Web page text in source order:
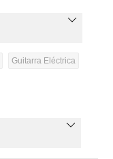
Guitarra Eléctrica